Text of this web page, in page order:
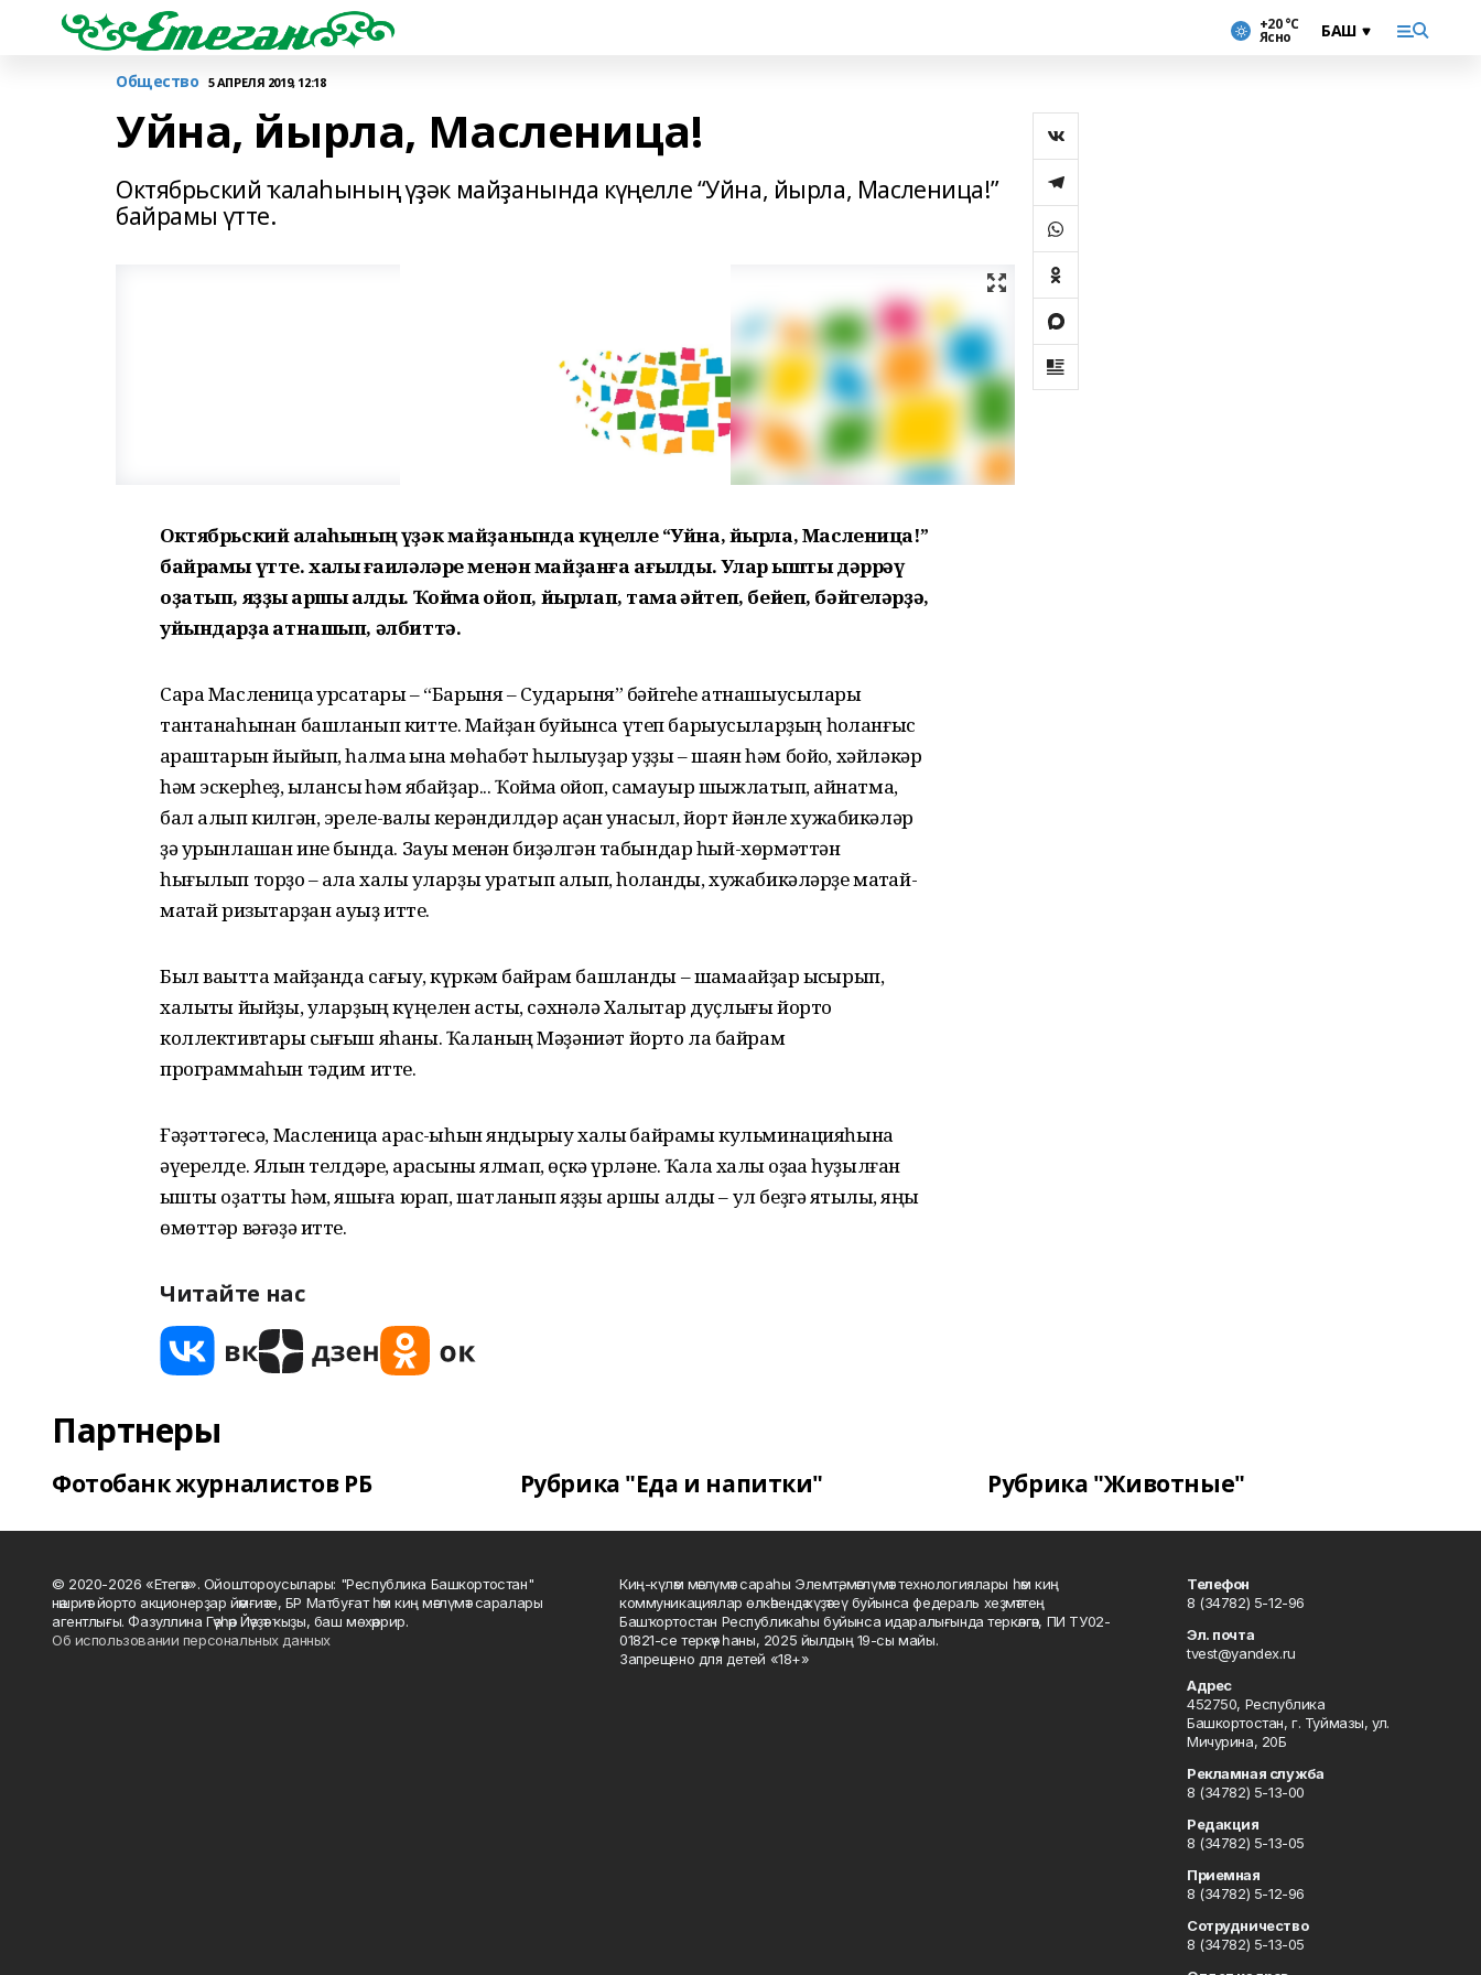
+20 °С
Ясно
Общество 5 АПРЕЛЯ 2019, 12:18
Уйна, йырла, Масленица!
Октябрьский ҡалаһының үҙәк майҙанында күңелле “Уйна, йырла, Масленица!”
байрамы үтте.
Октябрьский ҡалаһының үҙәк майҙанында күңелле “Уйна, йырла, Масленица!”
байрамы үтте. халыҡ ғаиләләре менән майҙанға ағылды. Улар ҡышты дәррәү
оҙатып, яҙҙы ҡаршы алды. Ҡоймаҡ ҡойоп, йырлап, таҡмаҡ әйтеп, бейеп, бәйгеләрҙә,
уйындарҙа ҡатнашып, әлбиттә.
Сара Масленица ҡурсаҡтары – “Барыня – Сударыня” бәйгеһе ҡатнашыусылары
тантанаһынан башланып китте. Майҙан буйынса үтеп барыусыларҙың һоҡланғыс
ҡараштарын йыйып, һалмаҡ ҡына мөһабәт һылыуҙар уҙҙы – шаян һәм бойоҡ, хәйләкәр
һәм эскерһеҙ, ҡылансыҡ һәм ябайҙар... Ҡоймаҡ ҡойоп, самауыр шыжлатып, ҡайнатма,
бал алып килгән, эреле-ваҡлы керәндилдәр аҫҡан ҡунаҡсыл, йорт йәнле хужабикәләр
ҙә урынлашҡан ине бында. Зауыҡ менән биҙәлгән табындар һый-хөрмәттән
һығылып торҙо – ҡала халҡы уларҙы уратып алып, һоҡланды, хужабикәләрҙе маҡтай-
маҡтай ризыҡтарҙан ауыҙ итте.
Был ваҡытта майҙанда сағыу, күркәм байрам башланды – шамаҡайҙар ҡысҡырып,
халыҡты йыйҙы, уларҙың күңелен асты, сәхнәлә Халыҡтар дуҫлығы йорто
коллективтары сығыш яһаны. Ҡаланың Мәҙәниәт йорто ла байрам
программаһын тәҡдим итте.
Ғәҙәттәгесә, Масленица ҡарас-ҡыһын яндырыу халыҡ байрамы кульминацияһына
әүерелде. Ялҡын телдәре, ҡарасҡыны ялмап, өҫкә үрләне. Ҡала халҡы оҙаҡҡа һуҙылған
ҡышты оҙатты һәм, яҡшыға юрап, шатланып яҙҙы ҡаршы алды – ул беҙгә яҡтылыҡ, яңы
өмөттәр вәғәҙә итте.
Читайте нас
Партнеры
Фотобанк журналистов РБ Рубрика "Еда и напитки" Рубрика "Животные"
© 2020-2026 «Етегән». Ойоштороусылары: "Республика Башкортостан"
нәшриәт йорто акционерҙар йәмғиәте, БР Матбуғат һәм киң мәғлүмәт саралары
агентлығы. Фазуллина Гәүһәр Йәүҙәт ҡыҙы, баш мөхәррир.
Об использовании персональных данных
Киң-күләм мәғлүмәт сараһы Элемтә, мәғлүмәт технологиялары һәм киң
коммуникациялар өлкәһендә күҙәтеү буйынса федераль хеҙмәттең
Башҡортостан Республикаһы буйынса идаралығында теркәлгән, ПИ ТУ02-
01821-се теркәү һаны, 2025 йылдың 19-сы майы.
Запрещено для детей «18+»
Телефон
8 (34782) 5-12-96
Эл. почта
tvest@yandex.ru
Адрес
452750, Республика
Башкортостан, г. Туймазы, ул.
Мичурина, 20Б
Рекламная служба
8 (34782) 5-13-00
Редакция
8 (34782) 5-13-05
Приемная
8 (34782) 5-12-96
Сотрудничество
8 (34782) 5-13-05